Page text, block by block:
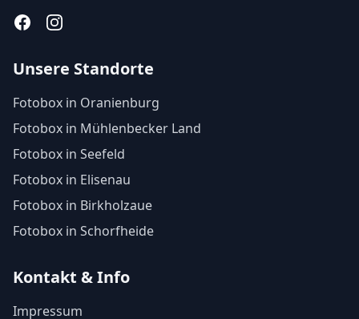
FacebookInstagram
Unsere Standorte
Fotobox in Oranienburg
Fotobox in Mühlenbecker Land
Fotobox in Seefeld
Fotobox in Elisenau
Fotobox in Birkholzaue
Fotobox in Schorfheide
Kontakt & Info
Impressum